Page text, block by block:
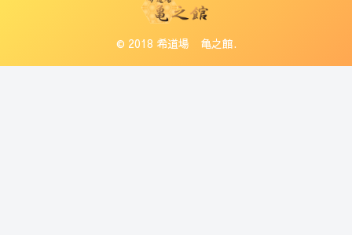
© 2018 希道場 亀之館.